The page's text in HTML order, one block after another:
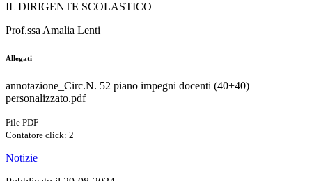
IL DIRIGENTE SCOLASTICO
Prof.ssa Amalia Lenti
Allegati
annotazione_Circ.N. 52 piano impegni docenti (40+40)
personalizzato.pdf
File PDF
Contatore click: 2
Notizie